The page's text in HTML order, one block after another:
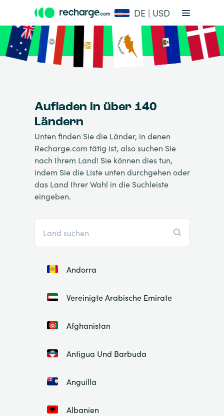
DE | USD
Aufladen in über 140
Ländern
Unten finden Sie die Länder, in denen
Recharge.com tätig ist, also suchen Sie
nach Ihrem Land! Sie können dies tun,
indem Sie die Liste unten durchgehen oder
das Land Ihrer Wahl in die Suchleiste
eingeben.
Andorra
Vereinigte Arabische Emirate
Afghanistan
Antigua Und Barbuda
Anguilla
Albanien